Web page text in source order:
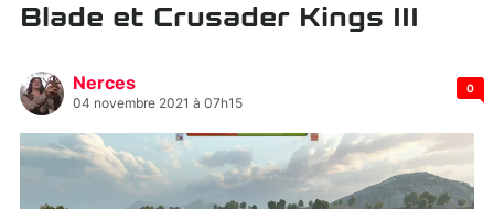
Blade et Crusader Kings III
Nerces
04 novembre 2021 à 07h15
0